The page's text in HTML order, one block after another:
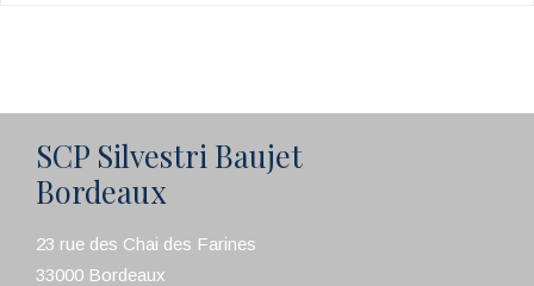
SCP Silvestri Baujet
Bordeaux
23 rue des Chai des Farines
33000 Bordeaux